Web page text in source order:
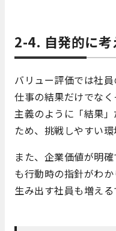
2-4. 自発的に考
バリュー評価では社
仕事の結果だけでな
主義のように「結果
ため、挑戦しやすい環
また、企業価値が明
も行動時の指針がわ
生み出す社員も増える